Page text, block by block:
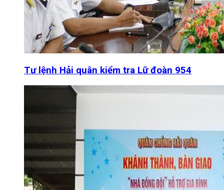
Tư lệnh Hải quân kiểm tra Lữ đoàn 954